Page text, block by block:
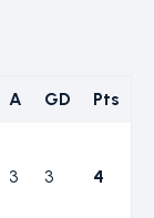
A GD Pts
3 3 4